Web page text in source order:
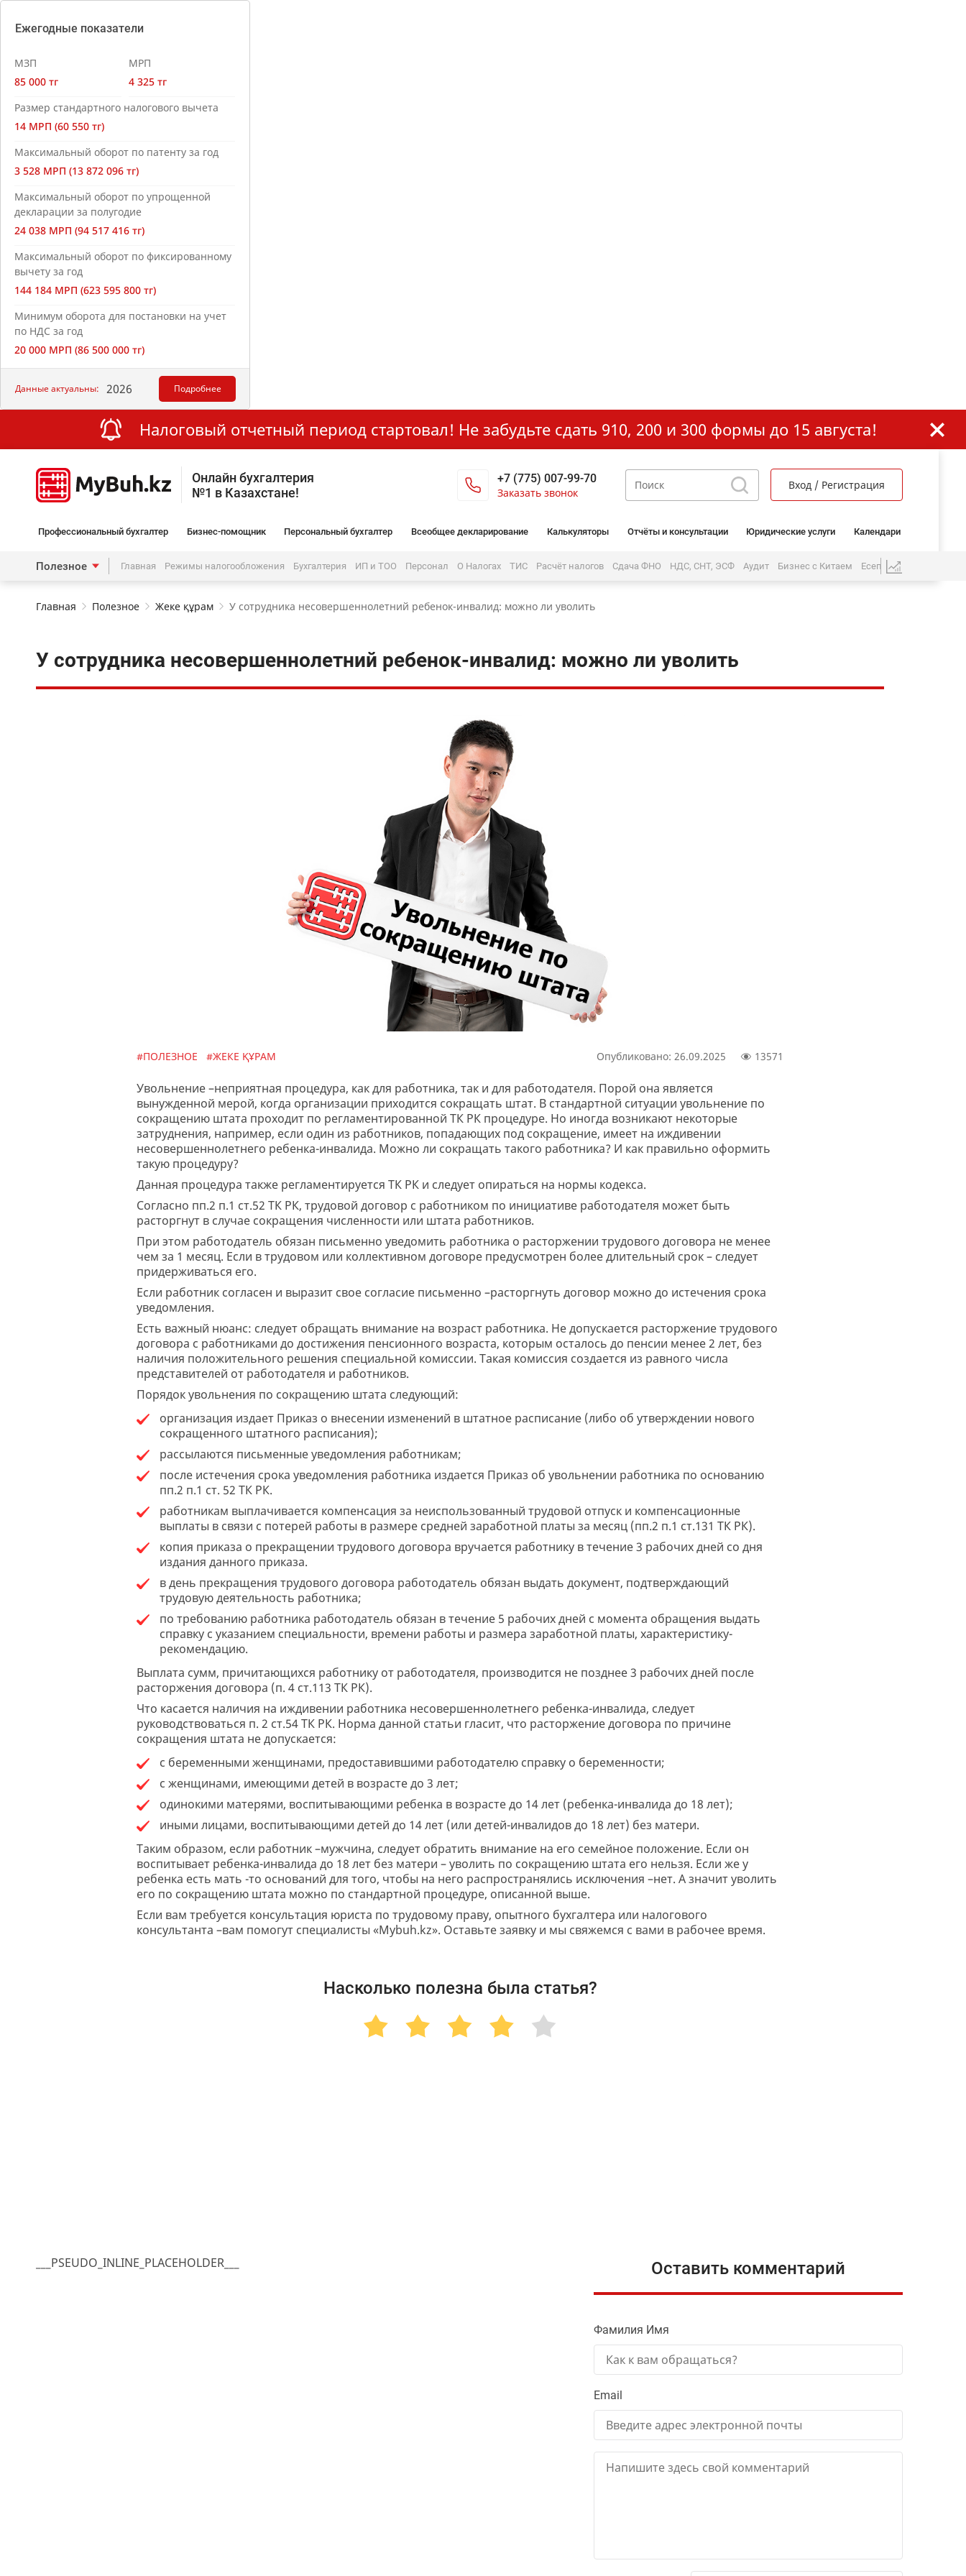
Ежегодные показатели
МЗП
85 000 тг
МРП
4 325 тг
Размер стандартного налогового вычета
14 МРП (60 550 тг)
Максимальный оборот по патенту за год
3 528 МРП (13 872 096 тг)
Максимальный оборот по упрощенной
декларации за полугодие
24 038 МРП (94 517 416 тг)
Максимальный оборот по фиксированному
вычету за год
144 184 МРП (623 595 800 тг)
Минимум оборота для постановки на учет
по НДС за год
20 000 МРП (86 500 000 тг)
Данные актуальны: 2026 Подробнее
Налоговый отчетный период стартовал! Не забудьте сдать 910, 200 и 300 формы до 15 августа!
Онлайн бухгалтерия
№1 в Казахстане!
+7 (775) 007-99-70
Заказать звонок
Вход / Регистрация
Профессиональный бухгалтер Бизнес-помощник Персональный бухгалтер Всеобщее декларирование Калькуляторы Отчёты и консультации Юридические услуги Календари
Полезное Главная Режимы налогообложения Бухгалтерия ИП и ТОО Персонал О Налогах ТИС Расчёт налогов Сдача ФНО НДС, СНТ, ЭСФ Аудит Бизнес с Китаем Есеп бөлімі
Главная Полезное Жеке құрам У сотрудника несовершеннолетний ребенок-инвалид: можно ли уволить
У сотрудника несовершеннолетний ребенок-инвалид: можно ли уволить
#ПОЛЕЗНОЕ #ЖЕКЕ ҚҰРАМ Опубликовано: 26.09.2025 13571
Увольнение –неприятная процедура, как для работника, так и для работодателя. Порой она является
вынужденной мерой, когда организации приходится сокращать штат. В стандартной ситуации увольнение по
сокращению штата проходит по регламентированной ТК РК процедуре. Но иногда возникают некоторые
затруднения, например, если один из работников, попадающих под сокращение, имеет на иждивении
несовершеннолетнего ребенка-инвалида. Можно ли сокращать такого работника? И как правильно оформить
такую процедуру?
Данная процедура также регламентируется ТК РК и следует опираться на нормы кодекса.
Согласно пп.2 п.1 ст.52 ТК РК, трудовой договор с работником по инициативе работодателя может быть
расторгнут в случае сокращения численности или штата работников.
При этом работодатель обязан письменно уведомить работника о расторжении трудового договора не менее
чем за 1 месяц. Если в трудовом или коллективном договоре предусмотрен более длительный срок – следует
придерживаться его.
Если работник согласен и выразит свое согласие письменно –расторгнуть договор можно до истечения срока
уведомления.
Есть важный нюанс: следует обращать внимание на возраст работника. Не допускается расторжение трудового
договора с работниками до достижения пенсионного возраста, которым осталось до пенсии менее 2 лет, без
наличия положительного решения специальной комиссии. Такая комиссия создается из равного числа
представителей от работодателя и работников.
Порядок увольнения по сокращению штата следующий:
организация издает Приказ о внесении изменений в штатное расписание (либо об утверждении нового
сокращенного штатного расписания);
рассылаются письменные уведомления работникам;
после истечения срока уведомления работника издается Приказ об увольнении работника по основанию
пп.2 п.1 ст. 52 ТК РК.
работникам выплачивается компенсация за неиспользованный трудовой отпуск и компенсационные
выплаты в связи с потерей работы в размере средней заработной платы за месяц (пп.2 п.1 ст.131 ТК РК).
копия приказа о прекращении трудового договора вручается работнику в течение 3 рабочих дней со дня
издания данного приказа.
в день прекращения трудового договора работодатель обязан выдать документ, подтверждающий
трудовую деятельность работника;
по требованию работника работодатель обязан в течение 5 рабочих дней с момента обращения выдать
справку с указанием специальности, времени работы и размера заработной платы, характеристику-
рекомендацию.
Выплата сумм, причитающихся работнику от работодателя, производится не позднее 3 рабочих дней после
расторжения договора (п. 4 ст.113 ТК РК).
Что касается наличия на иждивении работника несовершеннолетнего ребенка-инвалида, следует
руководствоваться п. 2 ст.54 ТК РК. Норма данной статьи гласит, что расторжение договора по причине
сокращения штата не допускается:
с беременными женщинами, предоставившими работодателю справку о беременности;
с женщинами, имеющими детей в возрасте до 3 лет;
одинокими матерями, воспитывающими ребенка в возрасте до 14 лет (ребенка-инвалида до 18 лет);
иными лицами, воспитывающими детей до 14 лет (или детей-инвалидов до 18 лет) без матери.
Таким образом, если работник –мужчина, следует обратить внимание на его семейное положение. Если он
воспитывает ребенка-инвалида до 18 лет без матери – уволить по сокращению штата его нельзя. Если же у
ребенка есть мать -то оснований для того, чтобы на него распространялись исключения –нет. А значит уволить
его по сокращению штата можно по стандартной процедуре, описанной выше.
Если вам требуется консультация юриста по трудовому праву, опытного бухгалтера или налогового
консультанта –вам помогут специалисты «Mybuh.kz». Оставьте заявку и мы свяжемся с вами в рабочее время.
Насколько полезна была статья?
___PSEUDO_INLINE_PLACEHOLDER___ Оставить комментарий
Фамилия Имя
Email